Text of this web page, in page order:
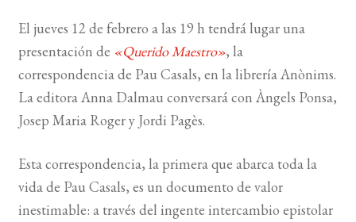
El jueves 12 de febrero a las 19 h tendrá lugar una
presentación de «Querido Maestro», la
correspondencia de Pau Casals, en la librería Anònims.
La editora Anna Dalmau conversará con Àngels Ponsa,
Josep Maria Roger y Jordi Pagès.
Esta correspondencia, la primera que abarca toda la
vida de Pau Casals, es un documento de valor
inestimable: a través del ingente intercambio epistolar